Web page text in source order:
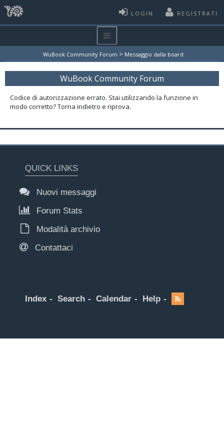
LOGIN REGISTRATI
WuBook Community Forum > Messaggio dalla board
WuBook Community Forum
Codice di autorizzazione errato. Stai utilizzando la funzione in
modo corretto? Torna indietro e riprova.
QUICK LINKS
Nuovi messaggi
Forum Stats
Modalità archivio
Contattaci
Index Search Calendar Help